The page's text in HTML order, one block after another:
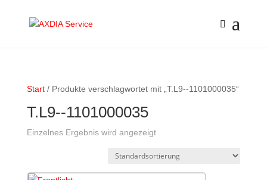
Start/ Produkte verschlagwortet mit „T.L9--1101000035“
T.L9--1101000035
Einzelnes Ergebnis wird angezeigt